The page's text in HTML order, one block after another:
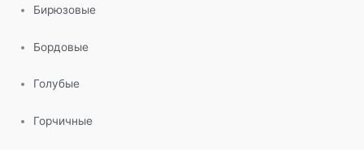
Бирюзовые
Бордовые
Голубые
Горчичные